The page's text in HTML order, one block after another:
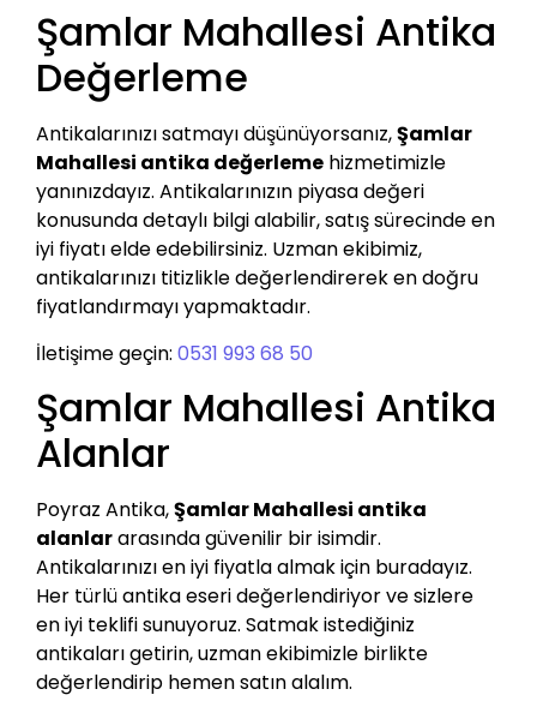
Şamlar Mahallesi Antika
Değerleme
Antikalarınızı satmayı düşünüyorsanız,Şamlar
Mahallesi antika değerleme hizmetimizle
yanınızdayız. Antikalarınızın piyasa değeri
konusunda detaylı bilgi alabilir, satış sürecinde en
iyi fiyatı elde edebilirsiniz. Uzman ekibimiz,
antikalarınızı titizlikle değerlendirerek en doğru
fiyatlandırmayı yapmaktadır.
İletişime geçin: 0531 993 68 50
Şamlar Mahallesi Antika
Alanlar
Poyraz Antika,Şamlar Mahallesi antika
alanlararasında güvenilir bir isimdir.
Antikalarınızı en iyi fiyatla almak için buradayız.
Her türlü antika eseri değerlendiriyor ve sizlere
en iyi teklifi sunuyoruz. Satmak istediğiniz
antikaları getirin, uzman ekibimizle birlikte
değerlendirip hemen satın alalım.